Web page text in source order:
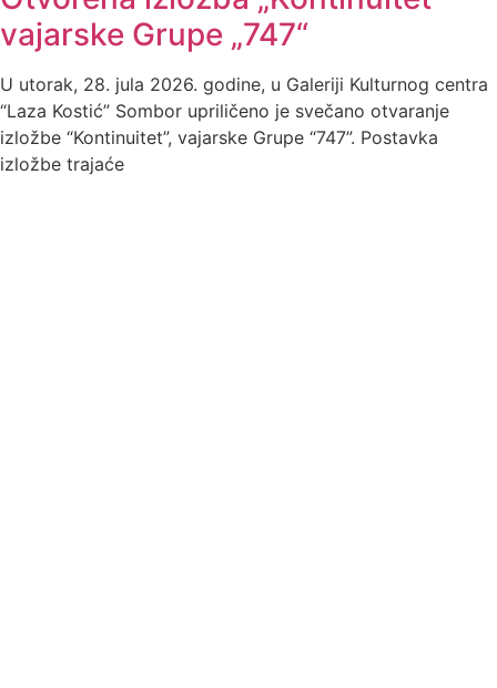
vajarske Grupe „747“
U utorak, 28. jula 2026. godine, u Galeriji Kulturnog centra
“Laza Kostić” Sombor upriličeno je svečano otvaranje
izložbe “Kontinuitet”, vajarske Grupe “747”. Postavka
izložbe trajaće